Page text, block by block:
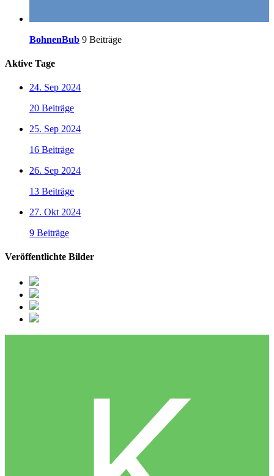
BohnenBub 9 Beiträge
Aktive Tage
24. Sep 2024
20 Beiträge
25. Sep 2024
16 Beiträge
26. Sep 2024
13 Beiträge
27. Okt 2024
9 Beiträge
Veröffentlichte Bilder